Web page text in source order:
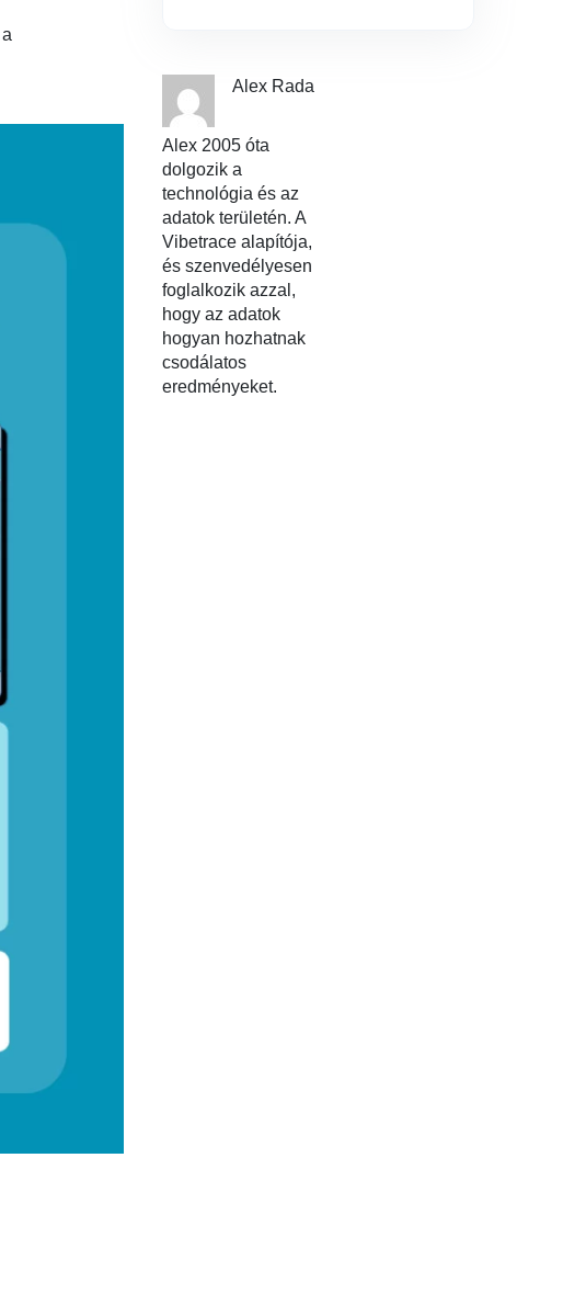
Alex Rada
Alex 2005 óta
dolgozik a
technológia és az
adatok területén. A
Vibetrace alapítója,
és szenvedélyesen
foglalkozik azzal,
hogy az adatok
hogyan hozhatnak
csodálatos
eredményeket.